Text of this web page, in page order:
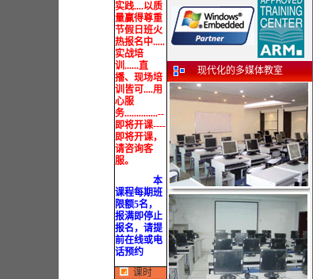
现代化的多媒体教室
实践....以质
量赢得尊重
节假日班火
热报名中.....
实战培
训......直
播、现场培
训皆可....用
心服
务..............--
即将开课----
即将开课，
请咨询客
服。
本
课程每期班
限额5名，
报满即停止
报名，请提
前在线或电
话预约
课时